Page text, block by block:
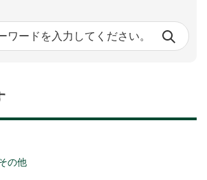
の他